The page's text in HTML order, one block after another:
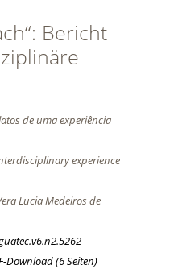
Bericht
de uma experiência
experience
Lucia Medeiros de
Download (6 Seiten)